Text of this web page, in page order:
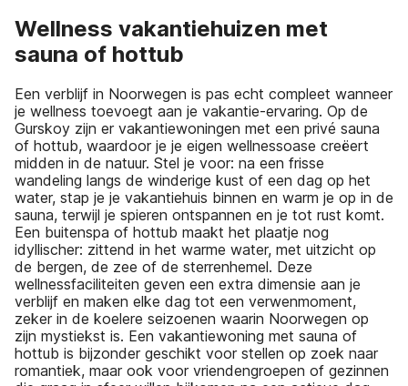
Wellness vakantiehuizen met
sauna of hottub
Een verblijf in Noorwegen is pas echt compleet wanneer
je wellness toevoegt aan je vakantie-ervaring. Op de
Gurskoy zijn er vakantiewoningen met een privé sauna
of hottub, waardoor je je eigen wellnessoase creëert
midden in de natuur. Stel je voor: na een frisse
wandeling langs de winderige kust of een dag op het
water, stap je je vakantiehuis binnen en warm je op in de
sauna, terwijl je spieren ontspannen en je tot rust komt.
Een buitenspa of hottub maakt het plaatje nog
idyllischer: zittend in het warme water, met uitzicht op
de bergen, de zee of de sterrenhemel. Deze
wellnessfaciliteiten geven een extra dimensie aan je
verblijf en maken elke dag tot een verwenmoment,
zeker in de koelere seizoenen waarin Noorwegen op
zijn mystiekst is. Een vakantiewoning met sauna of
hottub is bijzonder geschikt voor stellen op zoek naar
romantiek, maar ook voor vriendengroepen of gezinnen